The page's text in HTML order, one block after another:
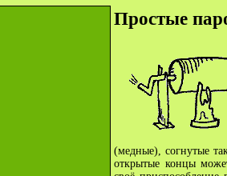
Простые
(медные), согнутые
открытые концы